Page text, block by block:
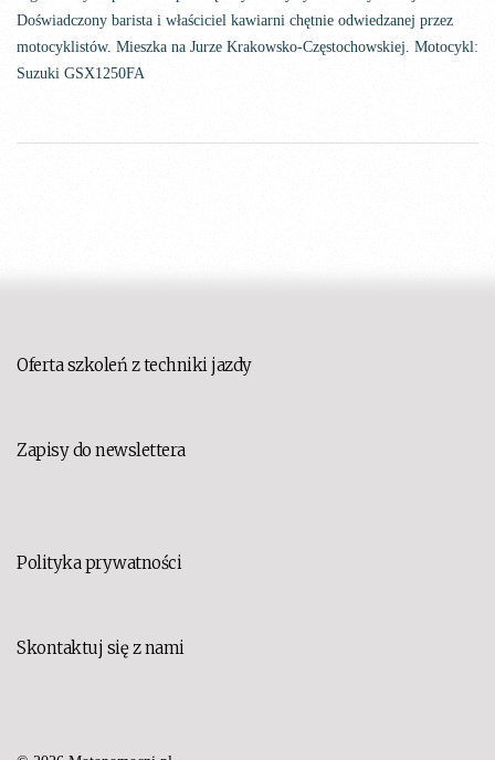
Doświadczony barista i właściciel kawiarni chętnie odwiedzanej przez
motocyklistów. Mieszka na Jurze Krakowsko-Częstochowskiej. Motocykl:
Suzuki GSX1250FA
Oferta szkoleń z techniki jazdy
Zapisy do newslettera
Polityka prywatności
Skontaktuj się z nami